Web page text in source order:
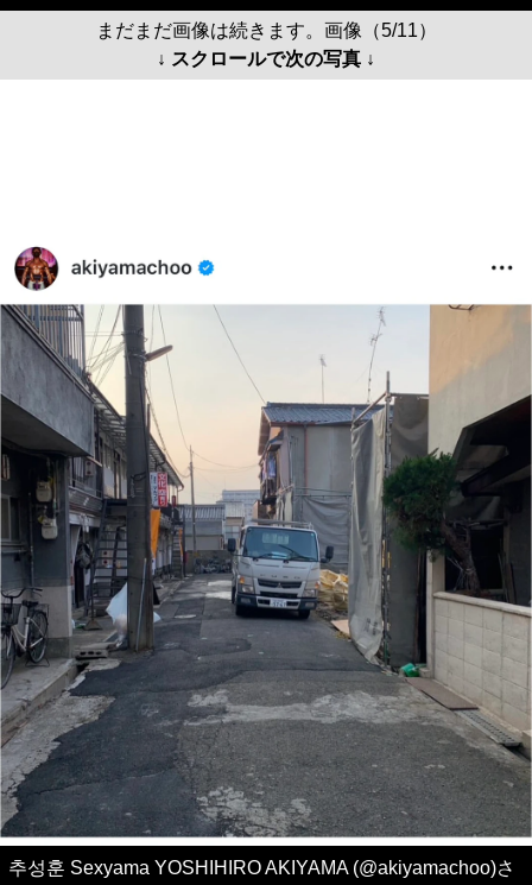
まだまだ画像は続きます。画像（5/11）
↓ スクロールで次の写真 ↓
추성훈 Sexyama YOSHIHIRO AKIYAMA (@akiyamachoo)さ